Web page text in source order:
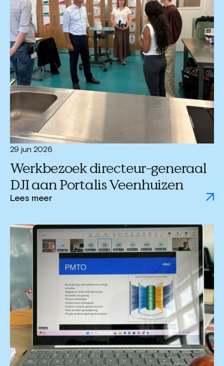
29 jun 2026
Werkbezoek directeur-generaal
DJI aan Portalis Veenhuizen
Lees meer